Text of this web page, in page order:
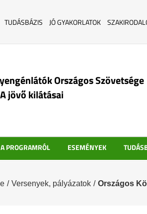
to
TUDÁSBÁZIS JÓ GYAKORLATOK
Országos Szövetsége
A jövő kilátásai
PROGRAMRÓL ESEMÉNYEK
/ Versenyek, pályázatok / Országos